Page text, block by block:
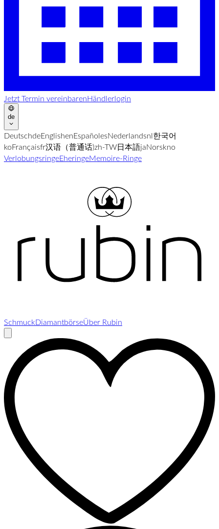
Jetzt Termin vereinbarenHändlerlogin
de
DeutschdeEnglishenEspañolesNederlandsnl한국어
koFrançaisfr汉语（普通话)zh-TW日本語jaNorskno
VerlobungsringeEheringeMemoire-Ringe
SchmuckDiamantbörseÜber Rubin